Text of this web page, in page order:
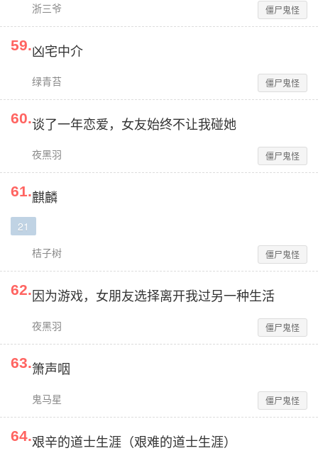
浙三爷 僵尸鬼怪
59.凶宅中介
绿青苔 僵尸鬼怪
60.谈了一年恋爱，女友始终不让我碰她
夜黑羽 僵尸鬼怪
61.麒麟
21
桔子树
僵尸鬼怪
62.因为游戏，女朋友选择离开我过另一种生活
夜黑羽 僵尸鬼怪
63.箫声咽
鬼马星 僵尸鬼怪
64.艰辛的道士生涯（艰难的道士生涯）